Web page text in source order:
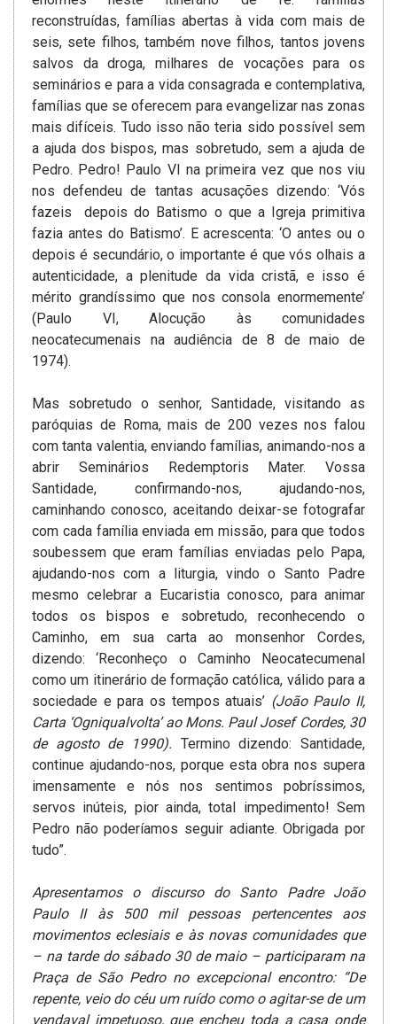
reconstruídas, famílias abertas à vida com mais de
seis, sete filhos, também nove filhos, tantos jovens
salvos da droga, milhares de vocações para os
seminários e para a vida consagrada e contemplativa,
famílias que se oferecem para evangelizar nas zonas
mais difíceis. Tudo isso não teria sido possível sem
a ajuda dos bispos, mas sobretudo, sem a ajuda de
Pedro. Pedro! Paulo VI na primeira vez que nos viu
nos defendeu de tantas acusações dizendo: ‘Vós
fazeis depois do Batismo o que a Igreja primitiva
fazia antes do Batismo’. E acrescenta: ‘O antes ou o
depois é secundário, o importante é que vós olhais a
autenticidade, a plenitude da vida cristã, e isso é
mérito grandíssimo que nos consola enormemente’
(Paulo VI, Alocução às comunidades
neocatecumenais na audiência de 8 de maio de
1974).
Mas sobretudo o senhor, Santidade, visitando as
paróquias de Roma, mais de 200 vezes nos falou
com tanta valentia, enviando famílias, animando-nos a
abrir Seminários Redemptoris Mater. Vossa
Santidade, confirmando-nos, ajudando-nos,
caminhando conosco, aceitando deixar-se fotografar
com cada família enviada em missão, para que todos
soubessem que eram famílias enviadas pelo Papa,
ajudando-nos com a liturgia, vindo o Santo Padre
mesmo celebrar a Eucaristia conosco, para animar
todos os bispos e sobretudo, reconhecendo o
Caminho, em sua carta ao monsenhor Cordes,
dizendo: ‘Reconheço o Caminho Neocatecumenal
como um itinerário de formação católica, válido para a
sociedade e para os tempos atuais’ (João Paulo II,
Carta ‘Ogniqualvolta’ ao Mons. Paul Josef Cordes, 30
de agosto de 1990). Termino dizendo: Santidade,
continue ajudando-nos, porque esta obra nos supera
imensamente e nós nos sentimos pobríssimos,
servos inúteis, pior ainda, total impedimento! Sem
Pedro não poderíamos seguir adiante. Obrigada por
tudo”.
Apresentamos o discurso do Santo Padre João
Paulo II às 500 mil pessoas pertencentes aos
movimentos eclesiais e às novas comunidades que
– na tarde do sábado 30 de maio – participaram na
Praça de São Pedro no excepcional encontro: “De
repente, veio do céu um ruído como o agitar-se de um
vendaval impetuoso, que encheu toda a casa onde